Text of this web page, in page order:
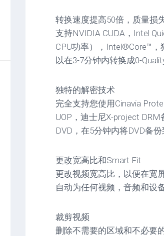
络
工
具
转换速度提高50倍，质量损
支持NVIDIA CUDA，Intel
CPU功率），Intel®Core™，
以在3-7分钟内转换成0-
独特的解密技术
完全支持您使用Cinavia
UOP，迪士尼X-project
DVD，在5分钟内将DVD备份
更改宽高比和Smart Fit
更改视频宽高比，以便在宽
自动为任何视频，音频和设
裁剪视频
删除不需要的区域和不必要